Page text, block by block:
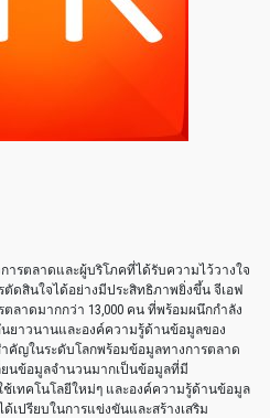
ารตลาดและผู้บริโภคที่ได้รับความไว้วางใจ
ดสินใจได้อย่างมีประสิทธิภาพยิ่งขึ้น จีเอฟ
ลาดมากกว่า 13,000 คน ที่พร้อมผนึกกำลัง
ยาวนานและองค์ความรู้ด้านข้อมูลของ
คัญในระดับโลกพร้อมข้อมูลทางการตลาด
ยนข้อมูลจำนวนมากเป็นข้อมูลที่มี
เทคโนโลยีใหม่ๆ และองค์ความรู้ด้านข้อมูล
ปรียบในการแข่งขันและสร้างเสริม